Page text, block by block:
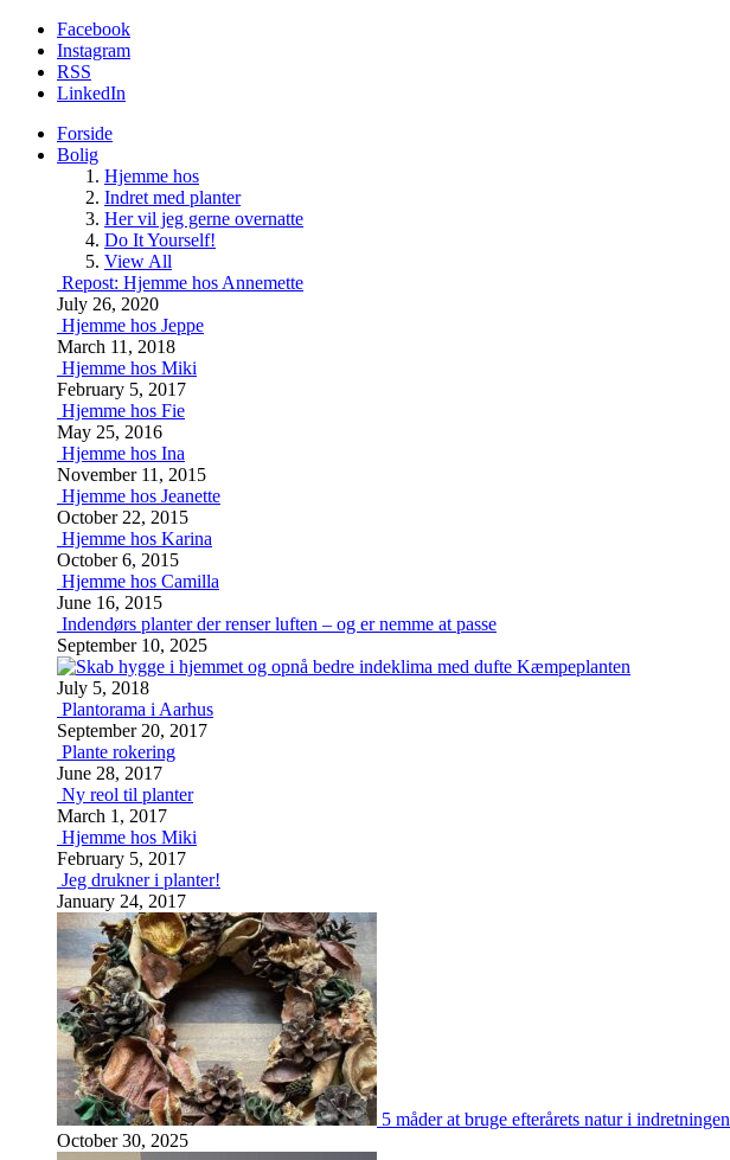
Facebook
Instagram
RSS
LinkedIn
Forside
Bolig
Hjemme hos
Indret med planter
Her vil jeg gerne overnatte
Do It Yourself!
View All
Repost: Hjemme hos Annemette
July 26, 2020
Hjemme hos Jeppe
March 11, 2018
Hjemme hos Miki
February 5, 2017
Hjemme hos Fie
May 25, 2016
Hjemme hos Ina
November 11, 2015
Hjemme hos Jeanette
October 22, 2015
Hjemme hos Karina
October 6, 2015
Hjemme hos Camilla
June 16, 2015
Indendørs planter der renser luften – og er nemme at passe
September 10, 2025
Kæmpeplanten
July 5, 2018
Plantorama i Aarhus
September 20, 2017
Plante rokering
June 28, 2017
Ny reol til planter
March 1, 2017
Hjemme hos Miki
February 5, 2017
Jeg drukner i planter!
January 24, 2017
5 måder at bruge efterårets natur i indretningen
October 30, 2025